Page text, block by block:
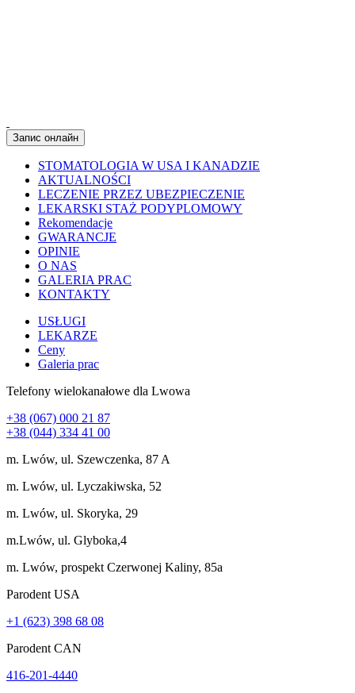
Запис онлайн
STOMATOLOGIA W USA I KANADZIE
AKTUALNOŚCI
LECZENIE PRZEZ UBEZPIECZENIE
LEKARSKI STAŻ PODYPLOMOWY
Rekomendacje
GWARANCJE
OPINIE
O NAS
GALERIA PRAC
KONTAKTY
USŁUGI
LEKARZE
Ceny
Galeria prac
Telefony wielokanałowe dla Lwowa
+38 (067) 000 21 87
+38 (044) 334 41 00
m. Lwów, ul. Szewczenka, 87 A
m. Lwów, ul. Lyczakiwska, 52
m. Lwów, ul. Skoryka, 29
m.Lwów, ul. Glyboka,4
m. Lwów, prospekt Czerwonej Kaliny, 85a
Parodent USА
+1 (623) 398 68 08
Parodent CAN
416-201-4440